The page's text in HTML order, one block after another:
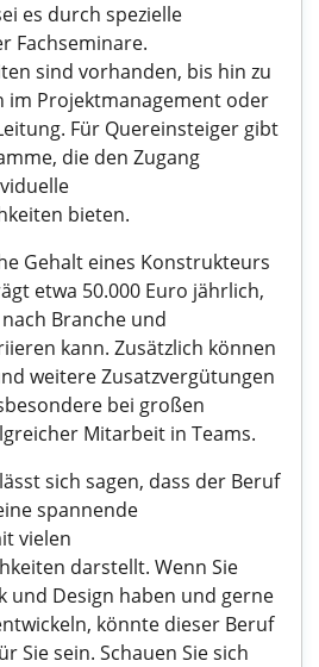
es durch spezielle
Fachseminare.
sind vorhanden, bis hin zu
im Projektmanagement oder
Für Quereinsteiger gibt
die den Zugang
bieten.
Gehalt eines Konstrukteurs
etwa 50.000 Euro jährlich,
Branche und
kann. Zusätzlich können
weitere Zusatzvergütungen
bei großen
Mitarbeit in Teams.
sich sagen, dass der Beruf
spannende
vielen
darstellt. Wenn Sie
und Design haben und gerne
könnte dieser Beruf
Sie sein. Schauen Sie sich